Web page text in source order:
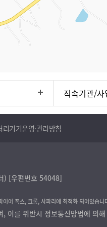
직속기관/사
기기운영·관리방침
) [우편번호 54048]
어 폭스, 크롬, 사파리에 최적화 되어있습니
이를 위반시 정보통신망법에 의